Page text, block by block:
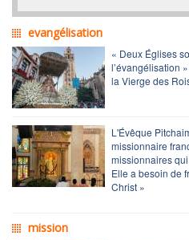
evangélisation
« Deux Églises
l’évangélisation
la Vierge des
L'Évêque
missionnaire
missionnaires
Elle a besoin de
Christ »
mission